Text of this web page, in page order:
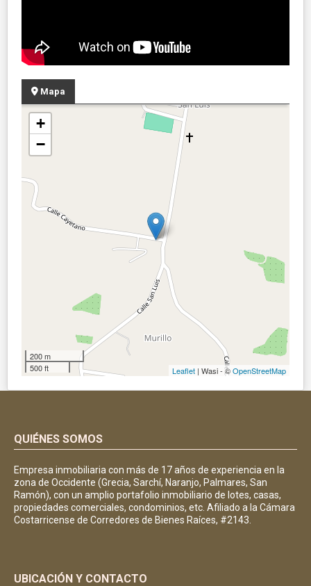
Mapa
+
−
200 m
500 ft
Leaflet | Wasi - ©OpenStreetMap
QUIÉNES SOMOS
Empresa inmobiliaria con más de 17 años de experiencia en la
zona de Occidente (Grecia, Sarchí, Naranjo, Palmares, San
Ramón), con un amplio portafolio inmobiliario de lotes, casas,
propiedades comerciales, condominios, etc. Afiliado a la Cámara
Costarricense de Corredores de Bienes Raíces, #2143.
UBICACIÓN Y CONTACTO